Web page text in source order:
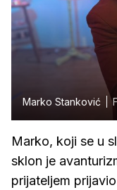
Marko Stanković
Marko, koji se u
sklon je
prijateljem